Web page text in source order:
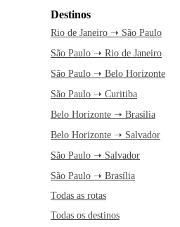
Destinos
Rio de Janeiro ➝ São Paulo
São Paulo ➝ Rio de Janeiro
São Paulo ➝ Belo Horizonte
São Paulo ➝ Curitiba
Belo Horizonte ➝ Brasília
Belo Horizonte ➝ Salvador
São Paulo ➝ Salvador
São Paulo ➝ Brasília
Todas as rotas
Todas os destinos